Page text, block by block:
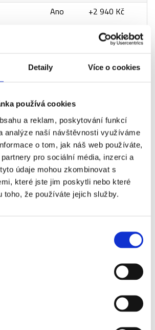
Detaily Více o cookies
používá cookies
a reklam, poskytování funkcí
analýze naší návštěvnosti využíváme
o tom, jak náš web používáte,
pro sociální média, inzerci a
údaje mohou zkombinovat s
které jste jim poskytli nebo které
toho, že používáte jejich služby.
Ano +2 940 Kč
Ano
Ano +5 940 Kč
+9 120 Kč